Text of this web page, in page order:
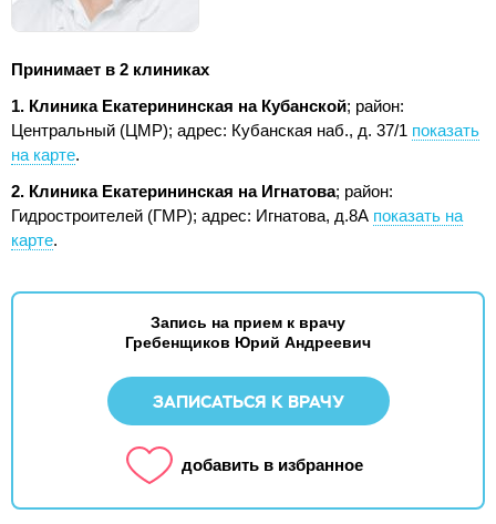
Принимает в 2 клиниках
1. Клиника Екатерининская на Кубанской; район:
Центральный (ЦМР); адрес: Кубанская наб., д. 37/1 показать
на карте.
2. Клиника Екатерининская на Игнатова; район:
Гидростроителей (ГМР); адрес: Игнатова, д.8А показать на
карте.
Запись на прием к врачу
Гребенщиков Юрий Андреевич
ЗАПИСАТЬСЯ К ВРАЧУ
добавить в избранное